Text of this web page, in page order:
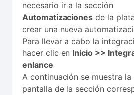
necesario ir a la sección
Automatizaciones de la
crear una nueva
Para llevar a cabo la
hacer clic en Inicio >>
enlance
A continuación se muestra
pantalla de la sección